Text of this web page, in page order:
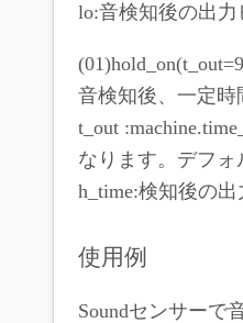
lo:音検知後の出力
音検知後、一定時
t_out
なります。デフォ
h_time:検知後の出
使用例
Soundセンサーで